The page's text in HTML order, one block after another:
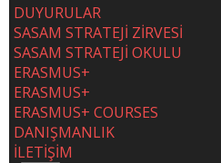
DUYURULAR
SASAM STRATEJİ ZİRVESİ
SASAM STRATEJİ OKULU
ERASMUS+
ERASMUS+
ERASMUS+ COURSES
DANIŞMANLIK
İLETİŞİM